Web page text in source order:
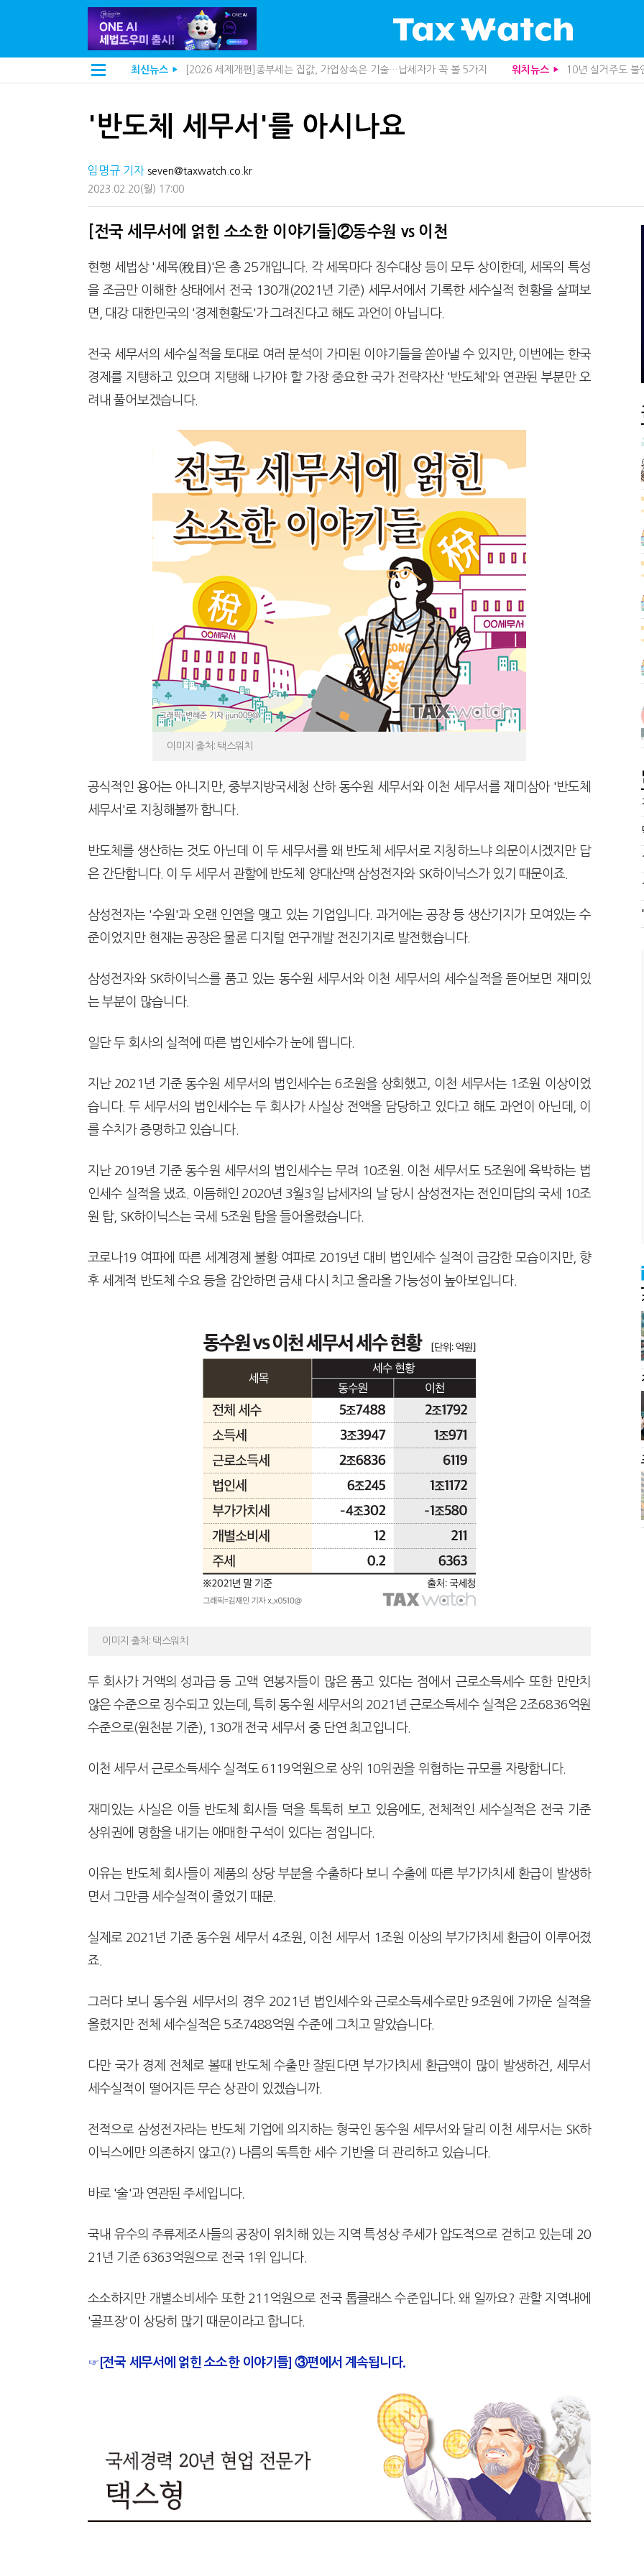
최신뉴스 ▶
[2026 세제개편]종부세는 집값, 가업상속은 기술…납세자가 꼭 볼 5가지
해외 안 갔는데 긁힌 신용카드…관세청이 몇분 만에 찾아낸 비결은?
전자담배 통관, 이제 제품이 아니라 공급망을 본다
[인터뷰]중앙정부 돈으로만 못 산다…지자체도 '경영'의 시대
"10년 넘게 7급은 문제"...인사로 답한 임광현 국세청장
"정상 승계까지 막을까"…전문가가 본 가업상속공제 개편 우려
김밥엔 어떤 술 어울릴까?…국세청이 K-푸드 꺼낸 까닭
"세무플랫폼 문제 해결될 것"…세무사회 진단, 왜
상속·증여세 조사, 이제 코인거래소까지 샅샅이 본다
고액자산가 더 옥죈다…해외신탁 미신고 제보에 포상금
반도체·AI로봇 국내 생산땐 세금 깎아준다
"오래 보유보다 오래 살아야"…1주택 세금 '실거주' 중심으로
워치뉴스 ▶
10년 실거주도
중앙정부 돈으로
종부세는 집값,
수상한 업체 1분
집 한 채 팔고
'반도체 세무서'를 아시나요
임명규 기자 seven@taxwatch.co.kr
2023.02.20(월) 17:00
[전국 세무서에 얽힌 소소한 이야기들]②동수원 vs 이천
현행 세법상 '세목(稅目)'은 총 25개입니다. 각 세목마다 징수대상 등이 모두 상이한데, 세목의 특성
을 조금만 이해한 상태에서 전국 130개(2021년 기준) 세무서에서 기록한 세수실적 현황을 살펴보
면, 대강 대한민국의 '경제현황도'가 그려진다고 해도 과언이 아닙니다.
전국 세무서의 세수실적을 토대로 여러 분석이 가미된 이야기들을 쏟아낼 수 있지만, 이번에는 한국
경제를 지탱하고 있으며 지탱해 나가야 할 가장 중요한 국가 전략자산 '반도체'와 연관된 부분만 오
려내 풀어보겠습니다.
이미지 출처: 택스워치
공식적인 용어는 아니지만, 중부지방국세청 산하 동수원 세무서와 이천 세무서를 재미삼아 '반도체
세무서'로 지칭해볼까 합니다.
반도체를 생산하는 것도 아닌데 이 두 세무서를 왜 반도체 세무서로 지칭하느냐 의문이시겠지만 답
은 간단합니다. 이 두 세무서 관할에 반도체 양대산맥 삼성전자와 SK하이닉스가 있기 때문이죠.
삼성전자는 '수원'과 오랜 인연을 맺고 있는 기업입니다. 과거에는 공장 등 생산기지가 모여있는 수
준이었지만 현재는 공장은 물론 디지털 연구개발 전진기지로 발전했습니다.
삼성전자와 SK하이닉스를 품고 있는 동수원 세무서와 이천 세무서의 세수실적을 뜯어보면 재미있
는 부분이 많습니다.
일단 두 회사의 실적에 따른 법인세수가 눈에 띕니다.
지난 2021년 기준 동수원 세무서의 법인세수는 6조원을 상회했고, 이천 세무서는 1조원 이상이었
습니다. 두 세무서의 법인세수는 두 회사가 사실상 전액을 담당하고 있다고 해도 과언이 아닌데, 이
를 수치가 증명하고 있습니다.
지난 2019년 기준 동수원 세무서의 법인세수는 무려 10조원. 이천 세무서도 5조원에 육박하는 법
인세수 실적을 냈죠. 이듬해인 2020년 3월3일 납세자의 날 당시 삼성전자는 전인미답의 국세 10조
원 탑, SK하이닉스는 국세 5조원 탑을 들어올렸습니다.
코로나19 여파에 따른 세계경제 불황 여파로 2019년 대비 법인세수 실적이 급감한 모습이지만, 향
후 세계적 반도체 수요 등을 감안하면 금새 다시 치고 올라올 가능성이 높아보입니다.
이미지 출처: 택스워치
두 회사가 거액의 성과급 등 고액 연봉자들이 많은 품고 있다는 점에서 근로소득세수 또한 만만치
않은 수준으로 징수되고 있는데, 특히 동수원 세무서의 2021년 근로소득세수 실적은 2조6836억원
수준으로(원천분 기준), 130개 전국 세무서 중 단연 최고입니다.
이천 세무서 근로소득세수 실적도 6119억원으로 상위 10위권을 위협하는 규모를 자랑합니다.
재미있는 사실은 이들 반도체 회사들 덕을 톡톡히 보고 있음에도, 전체적인 세수실적은 전국 기준
상위권에 명함을 내기는 애매한 구석이 있다는 점입니다.
이유는 반도체 회사들이 제품의 상당 부분을 수출하다 보니 수출에 따른 부가가치세 환급이 발생하
면서 그만큼 세수실적이 줄었기 때문.
실제로 2021년 기준 동수원 세무서 4조원, 이천 세무서 1조원 이상의 부가가치세 환급이 이루어졌
죠.
그러다 보니 동수원 세무서의 경우 2021년 법인세수와 근로소득세수로만 9조원에 가까운 실적을
올렸지만 전체 세수실적은 5조7488억원 수준에 그치고 말았습니다.
다만 국가 경제 전체로 볼때 반도체 수출만 잘된다면 부가가치세 환급액이 많이 발생하건, 세무서
세수실적이 떨어지든 무슨 상관이 있겠습니까.
전적으로 삼성전자라는 반도체 기업에 의지하는 형국인 동수원 세무서와 달리 이천 세무서는 SK하
이닉스에만 의존하지 않고(?) 나름의 독특한 세수 기반을 더 관리하고 있습니다.
바로 '술'과 연관된 주세입니다.
국내 유수의 주류제조사들의 공장이 위치해 있는 지역 특성상 주세가 압도적으로 걷히고 있는데 20
21년 기준 6363억원으로 전국 1위 입니다.
소소하지만 개별소비세수 또한 211억원으로 전국 톱클래스 수준입니다. 왜 일까요? 관할 지역내에
'골프장'이 상당히 많기 때문이라고 합니다.
☞[전국 세무서에 얽힌 소소한 이야기들] ③편에서 계속됩니다.